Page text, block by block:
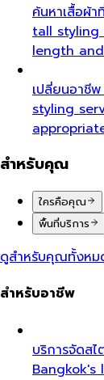
ค้นหาเสื้อผ้
tall styling
length
เปลี่ยนอาชีพ
styling
สำหรับคุณ
ใครคือคุณ
พื้นที่บริการ
ดูสำหรับคุณทั้งหม
สำหรับอาชีพ
บริการจัดสไ
Bangkok's